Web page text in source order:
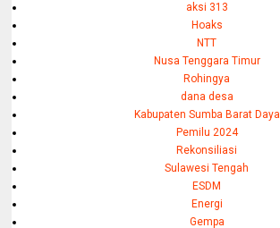
aksi 313
Hoaks
NTT
Nusa Tenggara Timur
Rohingya
dana desa
Kabupaten Sumba Barat Daya
Pemilu 2024
Rekonsiliasi
Sulawesi Tengah
ESDM
Energi
Gempa